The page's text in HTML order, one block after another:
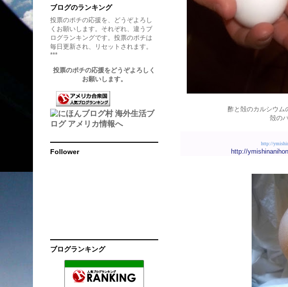
酢と殻のカルシウム
殻の
http://
http://
ブログのランキング
投票のポチの応援を、どうぞよろし
くお願いします。それぞれ、違うブ
ログランキングです。投票のポチは
毎日更新され、リセットされます。
***
投票のポチの応援をどうぞよろしく
お願いします。
Follower
ブログランキング
130位 サラのアメリカ日記
131位 アメリカ、ネバダ州から こんにちは。